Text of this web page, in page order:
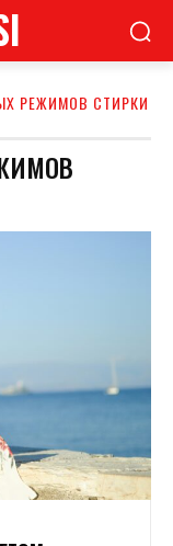
РЕЖИМОВ СТИРКИ